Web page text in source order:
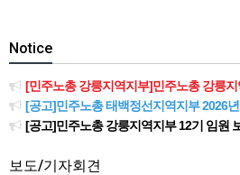
Notice
[민주노총 강릉지역지부]민주노총 강릉지역지부 제
[공고]민주노총 태백정선지역지부 2026년 정
[공고]민주노총 강릉지역지부 12기 임원 보
보도/기자회견